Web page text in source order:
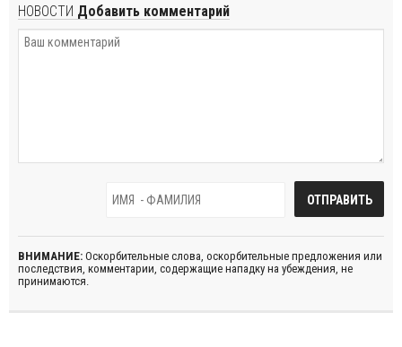
НОВОСТИ Добавить комментарий
ВНИМАНИЕ: Оскорбительные слова, оскорбительные предложения или
последствия, комментарии, содержащие нападку на убеждения, не
принимаются.